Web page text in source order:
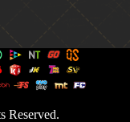
Reserved.